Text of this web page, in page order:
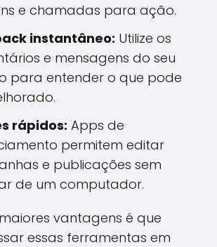
e chamadas para ação.
instantâneo: Utilize os
e mensagens do seu
para entender o que pode
rápidos: Apps de
permitem editar
e publicações sem
de um computador.
vantagens é que
essas ferramentas em